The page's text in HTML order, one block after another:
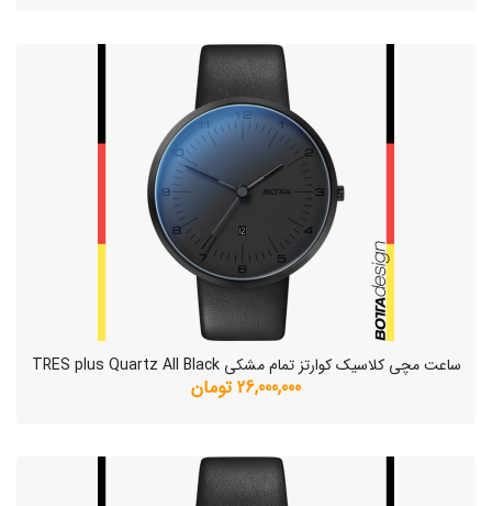
ساعت مچی کلاسیک کوارتز تمام مشکی TRES plus Quartz All Black
26,000,000 تومان